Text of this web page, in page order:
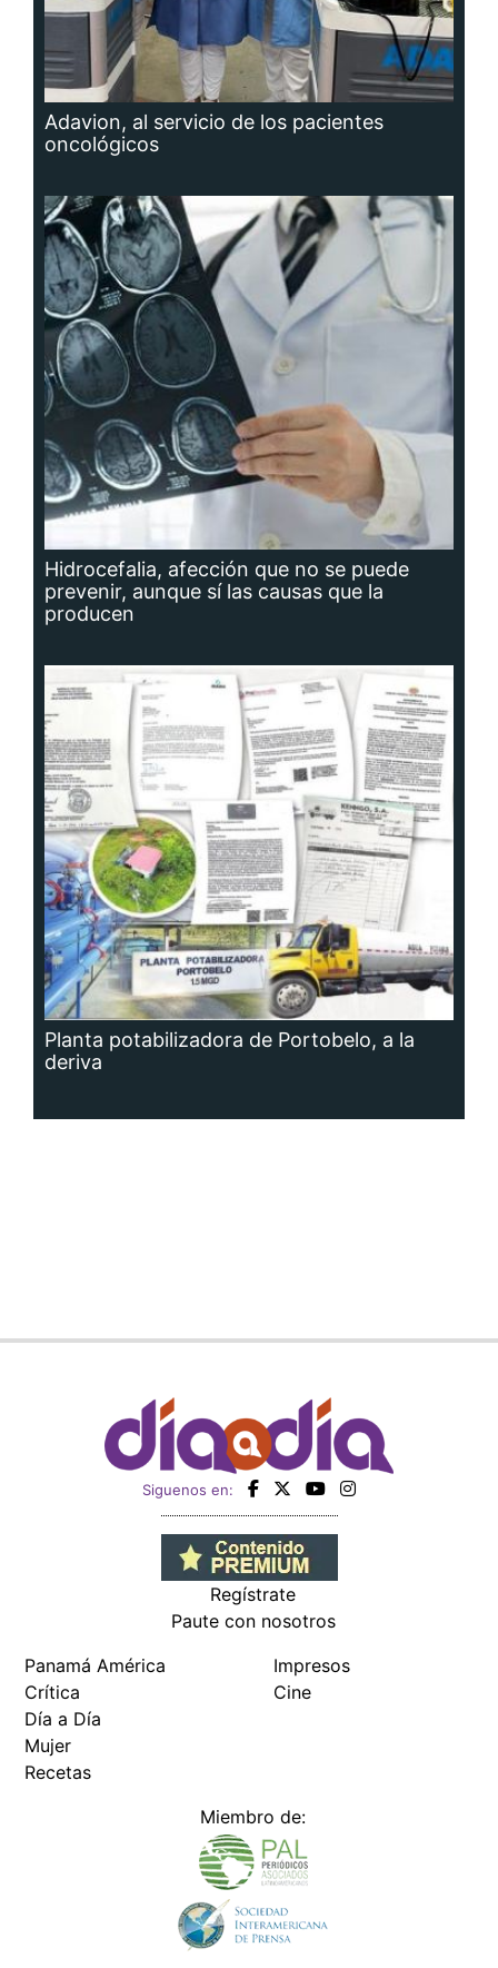
Adavion, al servicio de los pacientes
oncológicos
Hidrocefalia, afección que no se puede
prevenir, aunque sí las causas que la
producen
Planta potabilizadora de Portobelo, a la
deriva
Siguenos en:
Regístrate
Paute con nosotros
Panamá América
Crítica
Día a Día
Mujer
Recetas
Impresos
Cine
Miembro de: